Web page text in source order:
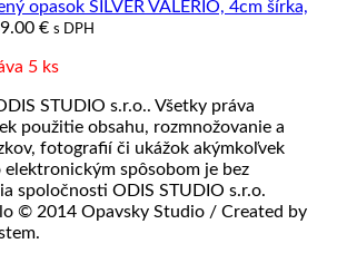
opasok SILVER VALERIO, 4cm šírka,
€ s DPH
5 ks
STUDIO s.r.o.. Všetky práva
použitie obsahu, rozmnožovanie a
fotografií či ukážok akýmkoľvek
elektronickým spôsobom je bez
spoločnosti ODIS STUDIO s.r.o.
© 2014 Opavsky Studio / Created by